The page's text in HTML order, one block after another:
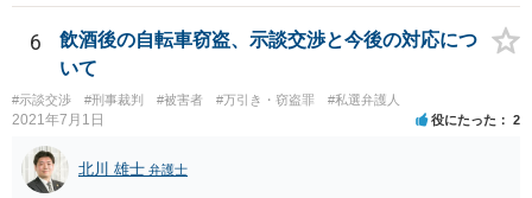
と、相手方からの捜査が来たときに、逮捕の必要性が少なくなるとい
う効果が得られることがあって、実際に相手方からの捜査が及んだけ
れど、逮捕されなかった事例もあります。
6
飲酒後の自転車窃盗、示談交渉と今後の対応につ
いて
#示談交渉 #刑事裁判 #被害者 #万引き・窃盗罪 #私選弁護人
2021年7月1日 役にたった 2
北川 雄士 弁護士